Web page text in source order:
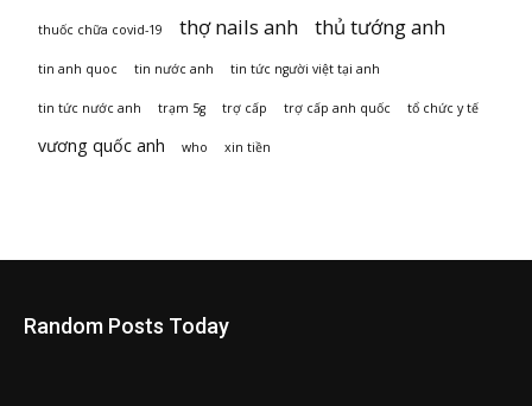
thuốc chữa covid-19 thợ nails anh thủ tướng anh
tin anh quoc tin nước anh tin tức người việt tại anh
tin tức nước anh trạm 5g trợ cấp trợ cấp anh quốc tổ chức y tế
vương quốc anh who xin tiền
Random Posts Today